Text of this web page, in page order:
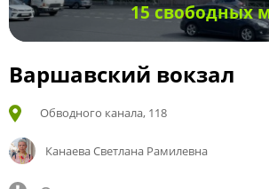
15 свободных
Варшавский вокзал
Обводного канала, 118
Канаева Светлана Рамилевна